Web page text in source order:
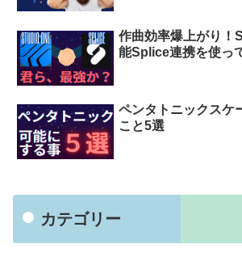
作曲効率爆上がり！
能Splice連携を使っ
ペンタトニックスケ
こと5選
カテゴリー